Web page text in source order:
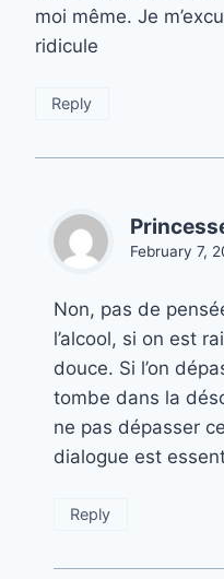
moi même. Je
ridicule
Reply
February 7,
Non, pas de
l’alcool, si on est
douce. Si l’on
tombe dans la
ne pas dépasser
dialogue est
Reply